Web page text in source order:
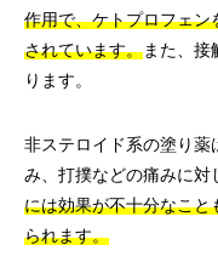
作用で、ケトプロフェ
されています。また、接
ります。
非ステロイド系の塗り薬
み、打撲などの痛みに対
には効果が不十分なこ
られます。